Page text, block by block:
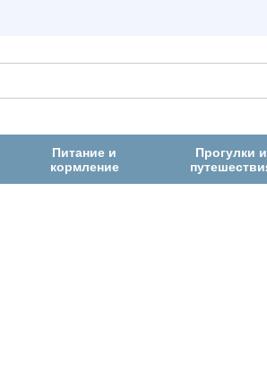
Питание и
кормление
Прогулки и